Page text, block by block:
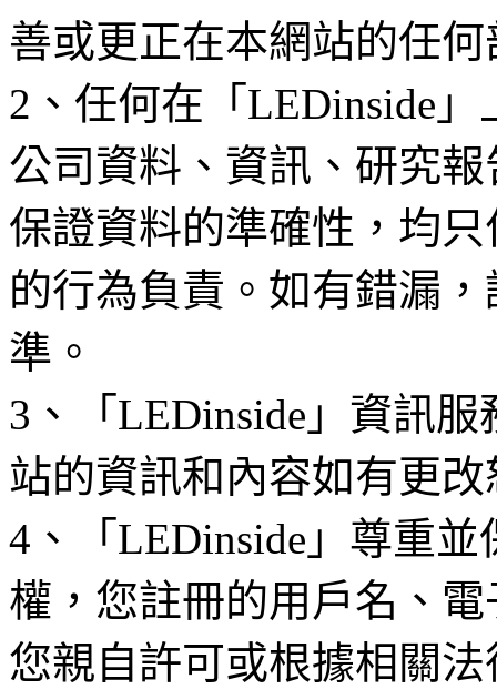
善或更正在本網站的任
2、任何在「LEDinside
公司資料、資訊、研究
保證資料的準確性，均
的行為負責。如有錯漏
準。
3、「LEDinside」資訊
站的資訊和內容如有更
4、「LEDinside」尊重
權，您註冊的用戶名、
您親自許可或根據相關